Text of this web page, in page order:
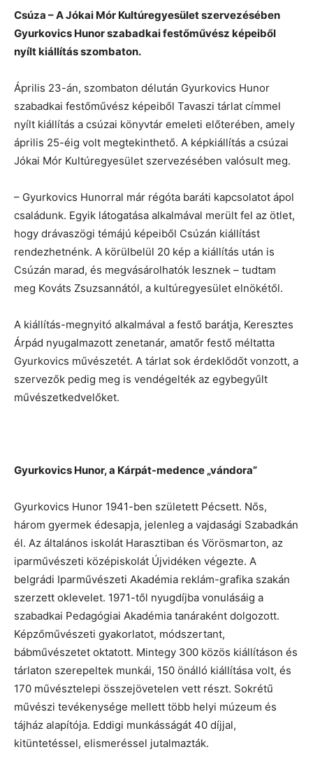
Csúza – A Jókai Mór Kultúregyesület szervezésében
Gyurkovics Hunor szabadkai festőművész képeiből
nyílt kiállítás szombaton.
Április 23-án, szombaton délután Gyurkovics Hunor
szabadkai festőművész képeiből Tavaszi tárlat címmel
nyílt kiállítás a csúzai könyvtár emeleti előterében, amely
április 25-éig volt megtekinthető. A képkiállítás a csúzai
Jókai Mór Kultúregyesület szervezésében valósult meg.
– Gyurkovics Hunorral már régóta baráti kapcsolatot ápol
családunk. Egyik látogatása alkalmával merült fel az ötlet,
hogy drávaszögi témájú képeiből Csúzán kiállítást
rendezhetnénk. A körülbelül 20 kép a kiállítás után is
Csúzán marad, és megvásárolhatók lesznek – tudtam
meg Kováts Zsuzsannától, a kultúregyesület elnökétől.
A kiállítás-megnyitó alkalmával a festő barátja, Keresztes
Árpád nyugalmazott zenetanár, amatőr festő méltatta
Gyurkovics művészetét. A tárlat sok érdeklődőt vonzott, a
szervezők pedig meg is vendégelték az egybegyűlt
művészetkedvelőket.
Gyurkovics Hunor, a Kárpát-medence „vándora”
Gyurkovics Hunor 1941-ben született Pécsett. Nős,
három gyermek édesapja, jelenleg a vajdasági Szabadkán
él. Az általános iskolát Harasztiban és Vörösmarton, az
iparművészeti középiskolát Újvidéken végezte. A
belgrádi Iparművészeti Akadémia reklám-grafika szakán
szerzett oklevelet. 1971-től nyugdíjba vonulásáig a
szabadkai Pedagógiai Akadémia tanáraként dolgozott.
Képzőművészeti gyakorlatot, módszertant,
bábművészetet oktatott. Mintegy 300 közös kiállításon és
tárlaton szerepeltek munkái, 150 önálló kiállítása volt, és
170 művésztelepi összejövetelen vett részt. Sokrétű
művészi tevékenysége mellett több helyi múzeum és
tájház alapítója. Eddigi munkásságát 40 díjjal,
kitüntetéssel, elismeréssel jutalmazták.